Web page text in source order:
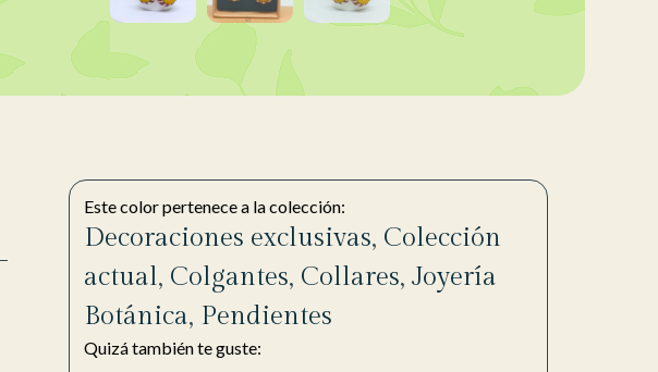
Este color pertenece a la colección:
Decoraciones exclusivas, Colección
actual, Colgantes, Collares,Joyería
Botánica, Pendientes
Quizá también te guste: